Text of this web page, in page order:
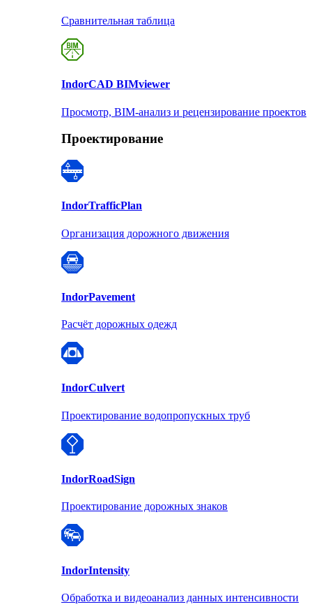
Сравнительная таблица
IndorCAD BIMviewer
Просмотр, BIM-анализ и рецензирование проектов
Проектирование
IndorTrafficPlan
Организация дорожного движения
IndorPavement
Расчёт дорожных одежд
IndorCulvert
Проектирование водопропускных труб
IndorRoadSign
Проектирование дорожных знаков
IndorIntensity
Обработка и видеоанализ данных интенсивности